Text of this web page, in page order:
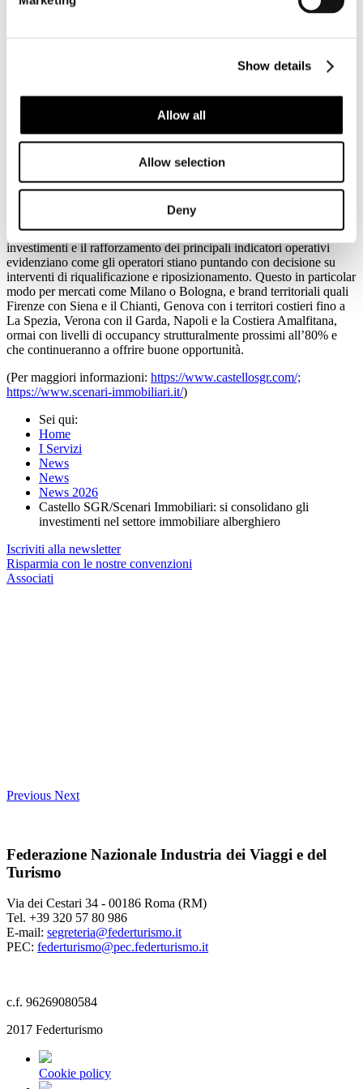
Show details
Allow all
Allow selection
Deny
stelle (circa 5.250 chiavi). Dal punto di vista delle performance, il
punte prossime all’80% nelle piazze primarie e nei brand territoriali a
più interessanti all’interno del mercato del real estate in Italia. Il
settore del lusso, in particolare, rappresenta un driver per tutto il
comparto, guidando l’espansione come dimostra la pipeline delle
prossime aperture. In questo scenario, occorre lavorare per
potenziare l’offerta di servizi premium dedicati alla clientela più
patrimonio infrastrutturale esistente, che vede emergere a fianco
degli hotel formule nuove come le branded residences.
L’Italia si distingue per un mercato sempre più orientato alla qualità
e alla valorizzazione degli asset. La crescita diffusa degli
investimenti e il rafforzamento dei principali indicatori operativi
evidenziano come gli operatori stiano puntando con decisione su
interventi di riqualificazione e riposizionamento. Questo in particolar
modo per mercati come Milano o Bologna, e brand territoriali quali
Firenze con Siena e il Chianti, Genova con i territori costieri fino a
La Spezia, Verona con il Garda, Napoli e la Costiera Amalfitana,
ormai con livelli di occupancy strutturalmente prossimi all’80% e
che continueranno a offrire buone opportunità.
(Per maggiori informazioni: https://www.castellosgr.com/;
https://www.scenari-immobiliari.it/)
Sei qui:
Home
I Servizi
News
News
News 2026
Castello SGR/Scenari Immobiliari: si consolidano gli
investimenti nel settore immobiliare alberghiero
Iscriviti alla newsletter
Risparmia con le nostre convenzioni
Associati
Previous Next
Federazione Nazionale Industria dei Viaggi e del
Turismo
Via dei Cestari 34 - 00186 Roma (RM)
Tel. +39 320 57 80 986
E-mail: segreteria@federturismo.it
PEC: federturismo@pec.federturismo.it
c.f. 96269080584
2017 Federturismo
Cookie policy